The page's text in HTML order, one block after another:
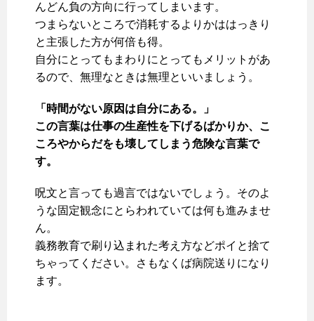
んどん負の方向に行ってしまいます。
つまらないところで消耗するよりかははっきり
と主張した方が何倍も得。
自分にとってもまわりにとってもメリットがあ
るので、無理なときは無理といいましょう。
「時間がない原因は自分にある。」
この言葉は仕事の生産性を下げるばかりか、こ
ころやからだをも壊してしまう危険な言葉で
す。
呪文と言っても過言ではないでしょう。そのよ
うな固定観念にとらわれていては何も進みませ
ん。
義務教育で刷り込まれた考え方などポイと捨て
ちゃってください。さもなくば病院送りになり
ます。